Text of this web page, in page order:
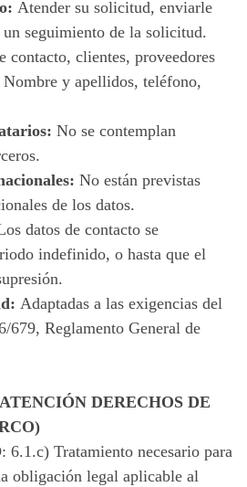
Atender su solicitud, enviarle
seguimiento de la solicitud.
contacto, clientes, proveedores
Nombre y apellidos, teléfono,
No se contemplan
No están previstas
de los datos.
datos de contacto se
indefinido, o hasta que el
Adaptadas a las exigencias del
679, Reglamento General de
ATENCIÓN DERECHOS DE
6.1.c) Tratamiento necesario para
obligación legal aplicable al